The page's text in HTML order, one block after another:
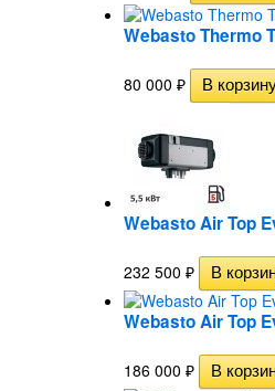
Webasto Thermo
80 000 ₽
Webasto Air Top
232 500 ₽
Webasto Air Top
186 000 ₽